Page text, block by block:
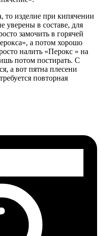
то изделие при кипячении
уверены в составе, для
замочить в горячей
а потом хорошо
налить «Перокс » на
потом постирать. С
а вот пятна плесени
повторная